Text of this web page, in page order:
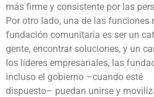
más firme y consistente por las
Por otro lado, una de las funciones
fundación comunitaria es ser un
gente, encontrar soluciones, y un
los líderes empresariales, las
incluso el gobierno –cuando esté
dispuesto– puedan unirse y